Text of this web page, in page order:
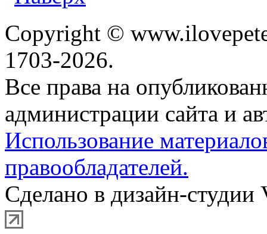
Copyright ©
1703-2026.
Все права на
администрации сайта и
Использование
правообладателей.
Сделано в дизайн-студии